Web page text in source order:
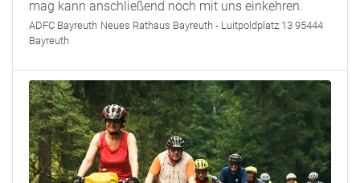
mag kann anschließend noch mit uns einkehren.
ADFC Bayreuth Neues Rathaus Bayreuth - Luitpoldplatz 13 95444
Bayreuth